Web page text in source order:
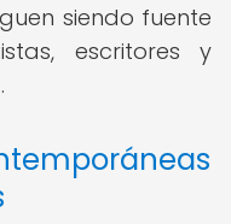
siendo fuente
escritores y